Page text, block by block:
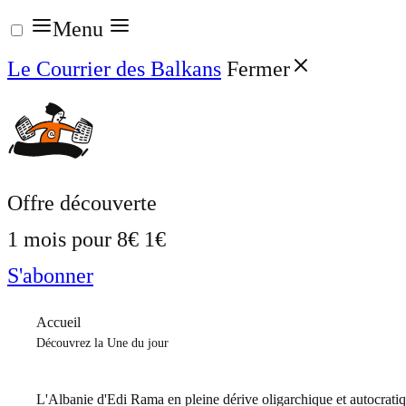
Aller
au
contenu
Menu
Le Courrier des Balkans Fermer
Offre découverte
1 mois pour 8€ 1€
S'abonner
Accueil
Découvrez la Une du jour
L'Albanie d'Edi Rama en pleine dérive oligarchique et